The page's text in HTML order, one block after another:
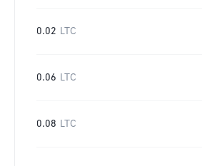
0.02 LTC
0.06 LTC
0.08 LTC